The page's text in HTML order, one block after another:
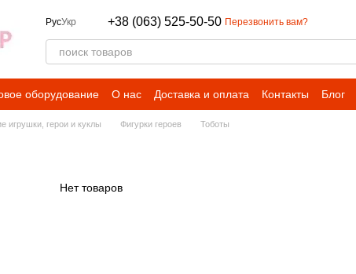
РусУкр +38 (063) 525-50-50 Перезвонить вам?
оборудование О нас Доставка и оплата Контакты Блог
игрушки, герои и куклы Фигурки героев Тоботы
Нет товаров